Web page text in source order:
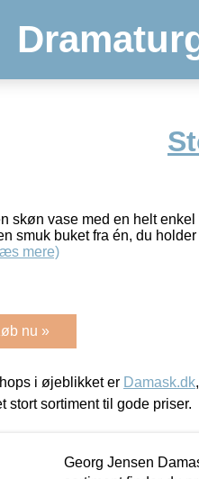
skøn vase med en helt
smuk buket fra én, du
mere)
nu »
i øjeblikket er Damask.dk,
stort sortiment til gode priser.
Georg Jensen